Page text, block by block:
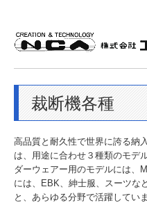
会社案内
製品案内
延反機
裁断機各種
高品質と耐久性で世界に誇る納
は、用途に合わせ３種類のモデ
ダーウェアー用のモデルには、
には、EBK、紳士服、スーツな
と、あらゆる分野で活躍していま